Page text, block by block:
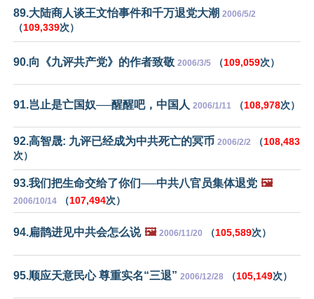
89.大陆商人谈王文怡事件和千万退党大潮 2006/5/2
（109,339次）
90.向《九评共产党》的作者致敬 2006/3/5 （109,059次）
91.岂止是亡国奴──醒醒吧，中国人 2006/1/11 （108,978次）
92.高智晟: 九评已经成为中共死亡的冥币 2006/2/2 （108,483
次）
93.我们把生命交给了你们──中共八官员集体退党 🖼️
2006/10/14 （107,494次）
94.扁鹊进见中共会怎么说 🖼️ 2006/11/20 （105,589次）
95.顺应天意民心 尊重实名“三退” 2006/12/28 （105,149次）